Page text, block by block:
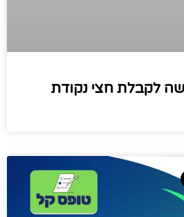
– בקשה לקבלת חצי נקודת